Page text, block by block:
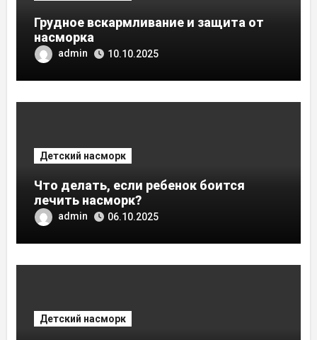
Грудное вскармливание и защита от
насморка
admin 10.10.2025
Детский насморк
Что делать, если ребенок боится
лечить насморк?
admin 06.10.2025
Детский насморк